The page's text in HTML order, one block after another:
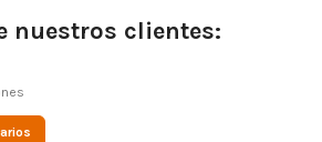
nuestros clientes: